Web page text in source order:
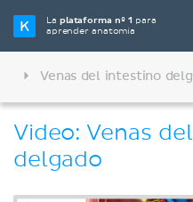
Laplataforma nº 1 para
aprender anatomía
Venas del intestino
Video: Venas
delgado